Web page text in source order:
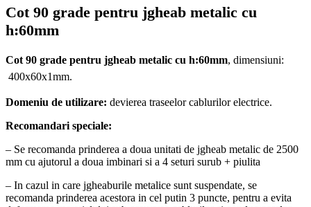
Cot 90 grade pentru jgheab metalic cu
h:60mm
Cot 90 grade pentru jgheab metalic cu h:60mm, dimensiuni:
400x60x1mm.
Domeniu de utilizare: devierea traseelor cablurilor electrice.
Recomandari speciale:
– Se recomanda prinderea a doua unitati de jgheab metalic de 2500
mm cu ajutorul a doua imbinari si a 4 seturi surub + piulita
– In cazul in care jgheaburile metalice sunt suspendate, se
recomanda prinderea acestora in cel putin 3 puncte, pentru a evita